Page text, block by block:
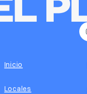
Inicio
Locales